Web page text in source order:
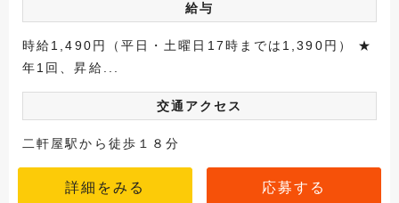
給与
時給1,490円（平日・土曜日17時までは1,390円） ★
年1回、昇給...
交通アクセス
二軒屋駅から徒歩１８分
詳細をみる 応募する